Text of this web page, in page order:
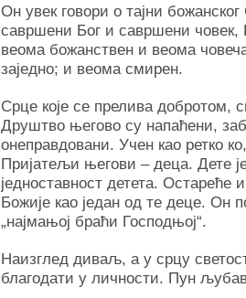
Он увек говори о тајни
савршени Бог и савршени човек,
веома божанствен и веома
заједно; и веома смирен.
Срце које се прелива добротом,
Друштво његово су напаћени,
онеправдовани. Учен као ретко
Пријатељи његови – деца. Дете
једноставност детета.
Божије као један од те деце. Он
„најмањој браћи Господњој“.
Наизглед диваљ, а у срцу
благодати у личности. Пун